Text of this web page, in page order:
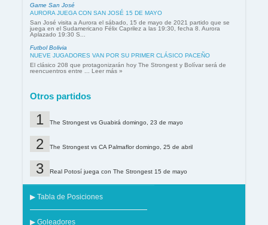
Game San José
AURORA JUEGA CON SAN JOSÉ 15 DE MAYO
San José visita a Aurora el sábado, 15 de mayo de 2021 partido que se
juega en el Sudamericano Félix Caprilez a las 19:30, fecha 8. Aurora
Aplazado 19:30 S...
Futbol Bolivia
NUEVE JUGADORES VAN POR SU PRIMER CLÁSICO PACEÑO
El clásico 208 que protagonizarán hoy The Strongest y Bolívar será de
reencuentros entre ... Leer más »
Otros partidos
The Strongest vs Guabirá domingo, 23 de mayo
The Strongest vs CA Palmaflor domingo, 25 de abril
Real Potosí juega con The Strongest 15 de mayo
▶ Tabla de Posiciones
▶ Goleadores